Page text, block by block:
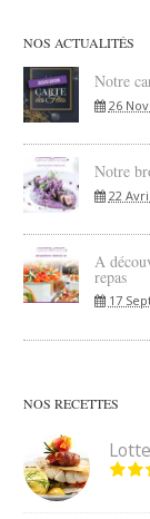
NOS ACTUALITÉS
Notre
26
Notre
22
A
repas
17
NOS RECETTES